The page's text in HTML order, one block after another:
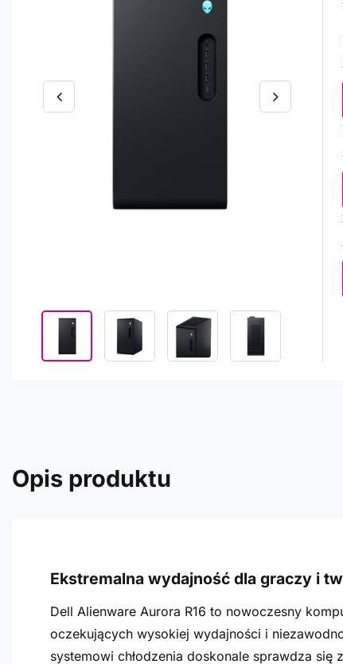
Opis produktu
Ekstremalna wydajność dla graczy i
Dell Alienware Aurora R16 to nowoczesny
oczekujących wysokiej wydajności i
systemowi chłodzenia doskonale sprawdza